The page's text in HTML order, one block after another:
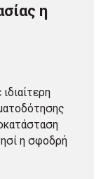
η
η σφοδρή